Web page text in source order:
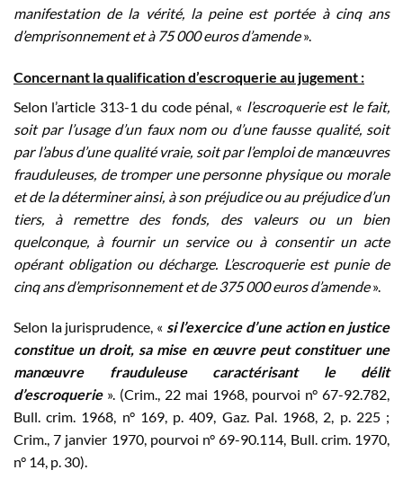
manifestation de la vérité, la peine est portée à cinq ans
d’emprisonnement et à 75 000 euros d’amende».
Concernant la qualification d’escroquerie au jugement :
Selon l’article 313-1 du code pénal, « l’escroquerie est le fait,
soit par l’usage d’un faux nom ou d’une fausse qualité, soit
par l’abus d’une qualité vraie, soit par l’emploi de manœuvres
frauduleuses, de tromper une personne physique ou morale
et de la déterminer ainsi, à son préjudice ou au préjudice d’un
tiers, à remettre des fonds, des valeurs ou un bien
quelconque, à fournir un service ou à consentir un acte
opérant obligation ou décharge. L’escroquerie est punie de
cinq ans d’emprisonnement et de 375 000 euros d’amende».
Selon la jurisprudence, « si l’exercice d’une action en justice
constitue un droit, sa mise en œuvre peut constituer une
manœuvre frauduleuse caractérisant le délit
d’escroquerie ». (Crim., 22 mai 1968, pourvoi n° 67-92.782,
Bull. crim. 1968, n° 169, p. 409, Gaz. Pal. 1968, 2, p. 225 ;
Crim., 7 janvier 1970, pourvoi n° 69-90.114, Bull. crim. 1970,
n° 14, p. 30).